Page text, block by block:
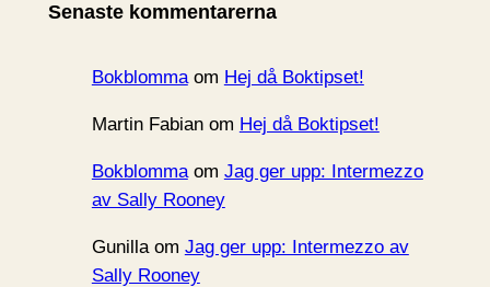
v
Senaste kommentarerna
Bokblommaom Hej då Boktipset!
Martin Fabianom Hej då Boktipset!
Bokblommaom Jag ger upp: Intermezzo
av Sally Rooney
Gunillaom Jag ger upp: Intermezzo av
Sally Rooney